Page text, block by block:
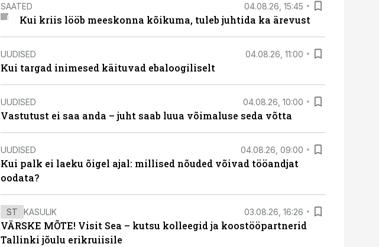
SAATED 04.08.26, 15:45
Kui kriis lööb meeskonna kõikuma, tuleb juhtida ka ärevust
UUDISED 04.08.26, 11:00
Kui targad inimesed käituvad ebaloogiliselt
UUDISED 04.08.26, 10:00
Vastutust ei saa anda – juht saab luua võimaluse seda võtta
UUDISED 04.08.26, 09:00
Kui palk ei laeku õigel ajal: millised nõuded võivad tööandjat
oodata?
ST KASULIK 03.08.26, 16:26
VÄRSKE MÕTE! Visit Sea – kutsu kolleegid ja koostööpartnerid
Tallinki jõulu erikruiisile